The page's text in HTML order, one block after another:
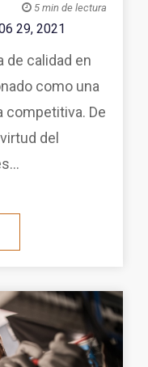
 5 min de lectura
29, 2021
de calidad en
como una
competitiva. De
del